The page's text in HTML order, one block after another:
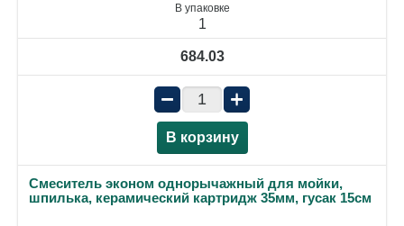
В упаковке
1
684.03
− +
В корзину
Смеситель эконом однорычажный для мойки,
шпилька, керамический картридж 35мм, гусак 15см